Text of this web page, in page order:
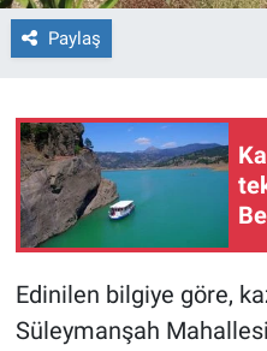
Paylaş
Edinilen bilgiye göre,
Süleymanşah
Bilim, Teknoloji
ÇEVRE
HABERDE İNSAN
EĞİTİM
BİLİM VE TEKNOLOJİ